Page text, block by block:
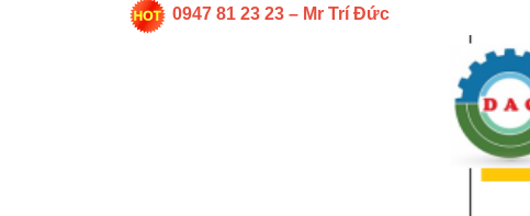
0947 81 23 23 – Mr Trí Đức